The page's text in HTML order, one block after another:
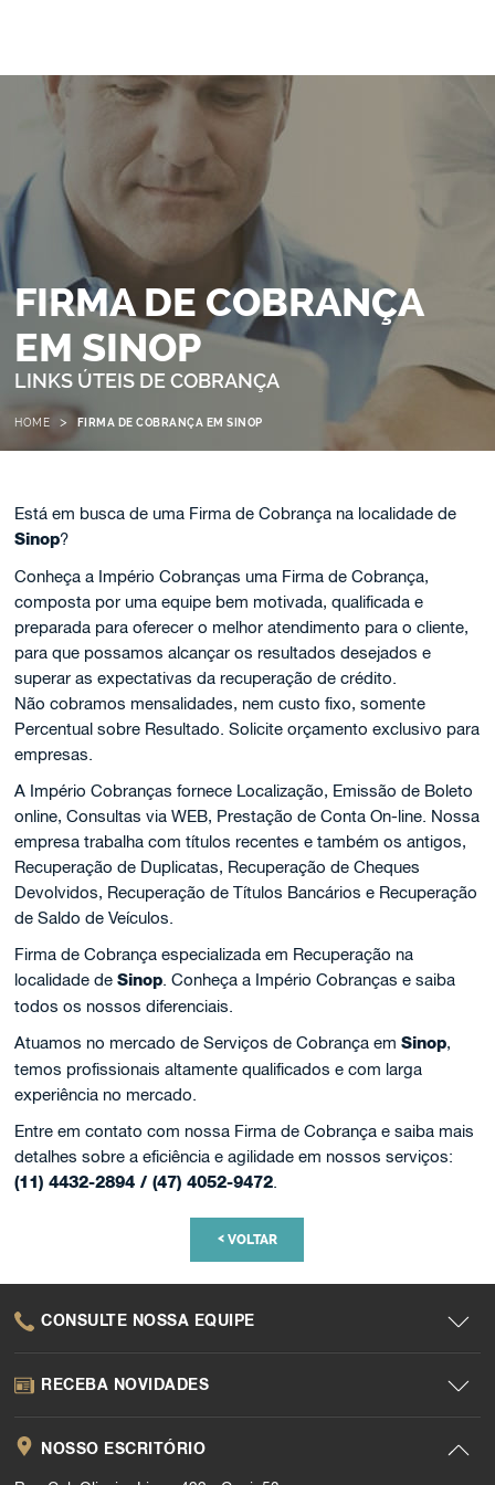
FIRMA DE COBRANÇA
EM SINOP
LINKS ÚTEIS DE COBRANÇA
HOME > FIRMA DE COBRANÇA EM SINOP
Está em busca de uma Firma de Cobrança na localidade de
Sinop?
Conheça a Império Cobranças uma Firma de Cobrança,
composta por uma equipe bem motivada, qualificada e
preparada para oferecer o melhor atendimento para o cliente,
para que possamos alcançar os resultados desejados e
superar as expectativas da recuperação de crédito.
Não cobramos mensalidades, nem custo fixo, somente
Percentual sobre Resultado. Solicite orçamento exclusivo para
empresas.
A Império Cobranças fornece Localização, Emissão de Boleto
online, Consultas via WEB, Prestação de Conta On-line. Nossa
empresa trabalha com títulos recentes e também os antigos,
Recuperação de Duplicatas, Recuperação de Cheques
Devolvidos, Recuperação de Títulos Bancários e Recuperação
de Saldo de Veículos.
Firma de Cobrança especializada em Recuperação na
localidade deSinop. Conheça a Império Cobranças e saiba
todos os nossos diferenciais.
Atuamos no mercado de Serviços de Cobrança emSinop,
temos profissionais altamente qualificados e com larga
experiência no mercado.
Entre em contato com nossa Firma de Cobrança e saiba mais
detalhes sobre a eficiência e agilidade em nossos serviços:
(11) 4432-2894 / (47) 4052-9472.
<VOLTAR
CONSULTE NOSSA EQUIPE
RECEBA NOVIDADES
NOSSO ESCRITÓRIO